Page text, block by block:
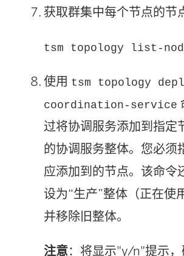
获取群集中每个节点的节
tsm topology list-
使用 tsm topology
coordination-service
过将协调服务添加到指定
的协调服务整体。您必须
应添加到的节点。该命令
设为“生产”整体（正在使
并移除旧整体。
注意：将显示"y/n"提示